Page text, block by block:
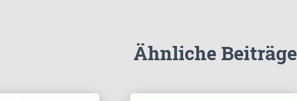
Ähnliche Beiträge